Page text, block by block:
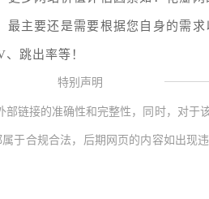
用户
主要还是需要根据您自身的需
跳出率等！
特别声明
链接的准确性和完整性，同时，对于
于合规合法，后期网页的内容如出现